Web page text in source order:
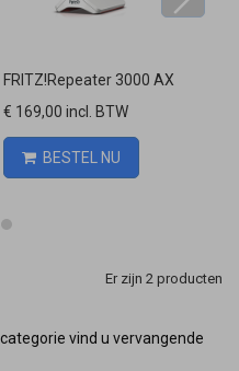
Vergelijk
FRITZ!Repeater 3000 AX
€ 169,00 incl. BTW
BESTEL NU
Er zijn 2 producten
vind u vervangende